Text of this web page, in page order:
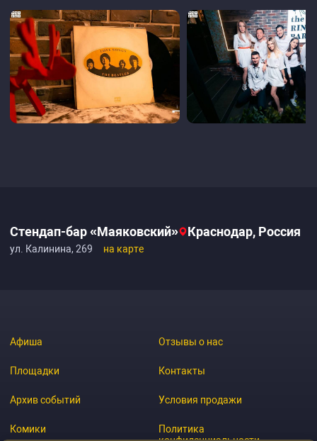
Стендап-бар «Маяковский» Краснодар, Россия
ул. Калинина, 269 на карте
Афиша
Площадки
Архив событий
Комики
Отзывы о нас
Контакты
Условия продажи
Политика